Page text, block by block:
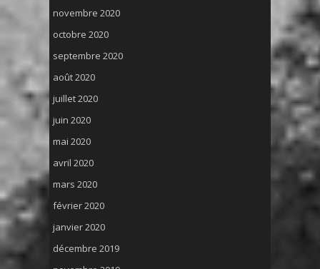
novembre 2020
octobre 2020
septembre 2020
août 2020
juillet 2020
juin 2020
mai 2020
avril 2020
mars 2020
février 2020
janvier 2020
décembre 2019